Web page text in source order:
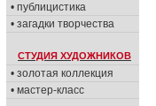
• публицистика
• загадки творчества
СТУДИЯ ХУДОЖНИКОВ
• золотая коллекция
• мастер-класс